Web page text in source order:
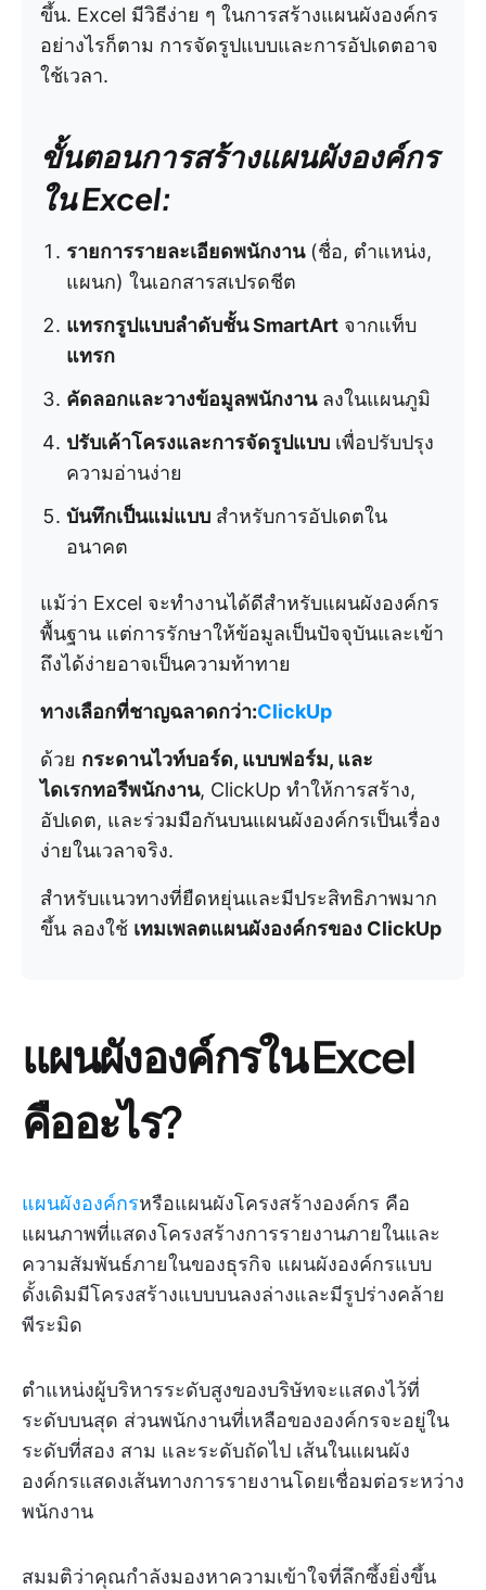
ขึ้น. Excel มีวิธีง่าย ๆ ในการสร้างแผนผังองค์กร
อย่างไรก็ตาม การจัดรูปแบบและการอัปเดตอาจ
ใช้เวลา.
ขั้นตอนการสร้างแผนผังองค์กร
ใน Excel:
รายการรายละเอียดพนักงาน(ชื่อ, ตำแหน่ง,
แผนก) ในเอกสารสเปรดชีต
แทรกรูปแบบลำดับชั้น SmartArt จากแท็บ
แทรก
คัดลอกและวางข้อมูลพนักงานลงในแผนภูมิ
ปรับเค้าโครงและการจัดรูปแบบ เพื่อปรับปรุง
ความอ่านง่าย
บันทึกเป็นแม่แบบ สำหรับการอัปเดตใน
อนาคต
แม้ว่า Excel จะทำงานได้ดีสำหรับแผนผังองค์กร
พื้นฐาน แต่การรักษาให้ข้อมูลเป็นปัจจุบันและเข้า
ถึงได้ง่ายอาจเป็นความท้าทาย
ทางเลือกที่ชาญฉลาดกว่า:ClickUp
ด้วย กระดานไวท์บอร์ด, แบบฟอร์ม, และ
ไดเรกทอรีพนักงาน, ClickUp ทำให้การสร้าง,
อัปเดต, และร่วมมือกันบนแผนผังองค์กรเป็นเรื่อง
ง่ายในเวลาจริง.
สำหรับแนวทางที่ยืดหยุ่นและมีประสิทธิภาพมาก
ขึ้น ลองใช้ เทมเพลตแผนผังองค์กรของ ClickUp
แผนผังองค์กรใน Excel
คืออะไร?
แผนผังองค์กรหรือแผนผังโครงสร้างองค์กร คือ
แผนภาพที่แสดงโครงสร้างการรายงานภายในและ
ความสัมพันธ์ภายในของธุรกิจ แผนผังองค์กรแบบ
ดั้งเดิมมีโครงสร้างแบบบนลงล่างและมีรูปร่างคล้าย
พีระมิด
ตำแหน่งผู้บริหารระดับสูงของบริษัทจะแสดงไว้ที่
ระดับบนสุด ส่วนพนักงานที่เหลือขององค์กรจะอยู่ใน
ระดับที่สอง สาม และระดับถัดไป เส้นในแผนผัง
องค์กรแสดงเส้นทางการรายงานโดยเชื่อมต่อระหว่าง
พนักงาน
สมมติว่าคุณกำลังมองหาความเข้าใจที่ลึกซึ้งยิ่งขึ้น